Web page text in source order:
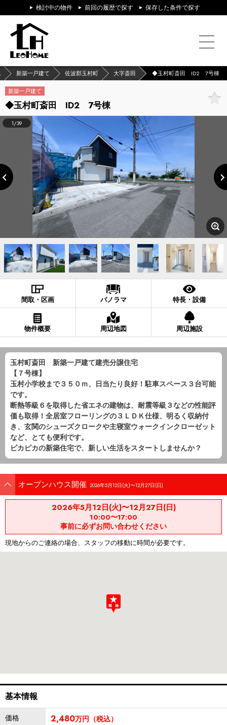
検討中の物件 前回の履歴で探す 保存した条件で探す
新築一戸建て 佐波郡玉村町 大字斎田 ◆玉村町斎田 ID2 7号棟
新築一戸建て
◆玉村町斎田 ID2 7号棟
1/39
間取・区画 パノラマ 特長・設備
物件概要 周辺地図 周辺施設
玉村町斎田 新築一戸建て建売分譲住宅
【７号棟】
玉村小学校まで３５０ｍ、日当たり良好！駐車スペース３台可能
です。
断熱等級６を取得した省エネの建物は、耐震等級３などの性能評
価も取得！全居室フローリングの３ＬＤＫ仕様、明るく収納付
き、玄関のシューズクロークや主寝室ウォークインクローゼット
など、とても便利です。
ピカピカの新築住宅で、新しい生活をスタートしませんか？
オープンハウス開催 2026年5月12日(火)〜12月27日(日)
2026年5月12日(火)〜12月27日(日)
10:00〜17:00
事前に必ずお問い合わせください
現地からのご連絡の場合、スタッフの移動に時間が必要です。
基本情報
価格 2,480万円（税込）